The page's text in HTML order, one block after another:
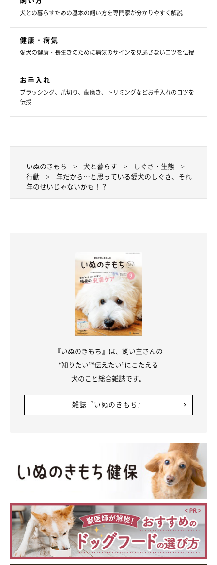
犬との暮らすための基本の飼い方を専門家が分かりやすく解説
健康・病気
愛犬の健康・長生きのために病気のサインを見逃さないコツを伝授
お手入れ
ブラッシング、爪切り、歯磨き、トリミングなどお手入れのコツを
伝授
いぬのきもち 犬と暮らす
しぐさ・生態
行動
年だから…と思っている愛犬のしぐさ、それ
年のせいじゃないかも！？
『いぬのきもち』は、飼い主さんの
“知りたい”“伝えたい”にこたえる
犬のこと総合雑誌です。
雑誌『いぬのきもち』